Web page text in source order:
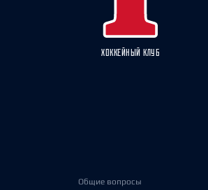
ХОККЕЙНЫЙ КЛУБ
Общие вопросы